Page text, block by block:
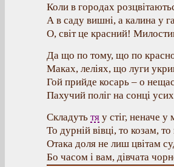
Коли в городах
А в саду вишні, а калина у
О, світ це красний!
Да що по тому, що по
Маках, леліях, що луги
Гой прийде косарь – о
Пахучий поліг на сонці
Складуть тя у стіг, неначе у
То дурній вівці, то козам,
Отака доля не лиш цвітам
Бо часом і вам, дівчата